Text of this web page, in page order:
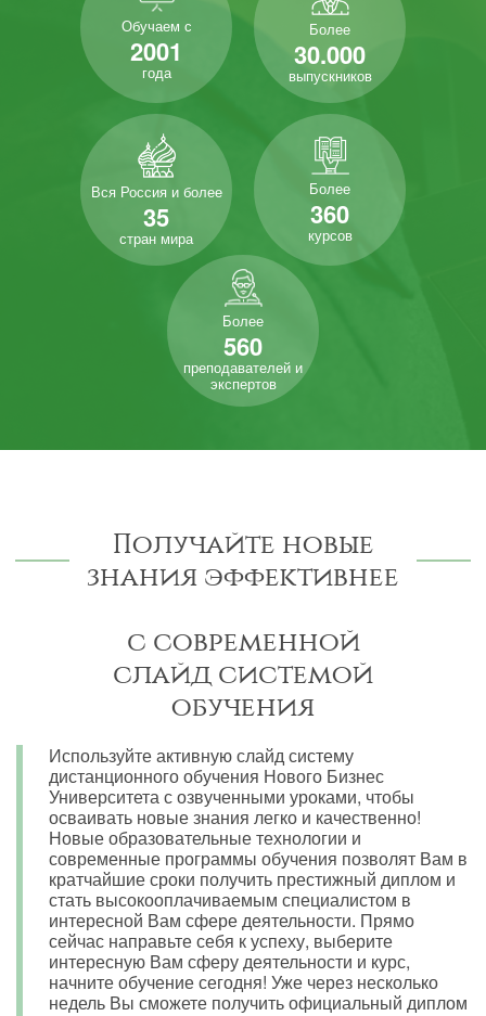
Обучаем с
2001
года
Более
30.000
выпускников
Вся Россия и более
35
стран мира
Более
360
курсов
Более
560
преподавателей и
экспертов
Получайте новые
знания эффективнее
с современной
слайд системой
обучения
Используйте активную слайд систему
дистанционного обучения Нового Бизнес
Университета с озвученными уроками, чтобы
осваивать новые знания легко и качественно!
Новые образовательные технологии и
современные программы обучения позволят Вам в
кратчайшие сроки получить престижный диплом и
стать высокооплачиваемым специалистом в
интересной Вам сфере деятельности. Прямо
сейчас направьте себя к успеху, выберите
интересную Вам сферу деятельности и курс,
начните обучение сегодня! Уже через несколько
недель Вы сможете получить официальный диплом